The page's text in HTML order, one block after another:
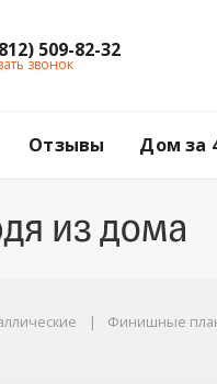
509-82-32
звонок
Отзывы Дом за
Финишные